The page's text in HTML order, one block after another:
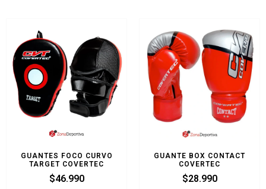
GUANTES FOCO CURVO
TARGET COVERTEC
$46.990
GUANTE BOX CONTACT
COVERTEC
$28.990